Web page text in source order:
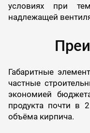
условиях при
надлежащей
Габаритные
частные
экономией
продукта почти в
объёма кирпича.